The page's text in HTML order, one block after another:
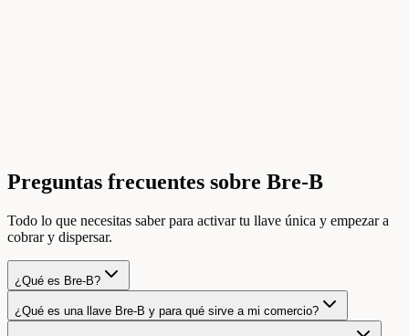
Preguntas frecuentes sobre Bre-B
Todo lo que necesitas saber para activar tu llave única y empezar a
cobrar y dispersar.
¿Qué es Bre-B?
¿Qué es una llave Bre-B y para qué sirve a mi comercio?